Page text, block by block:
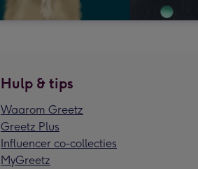
Hulp & tips
Waarom Greetz
Greetz Plus
Influencer co-collecties
MyGreetz